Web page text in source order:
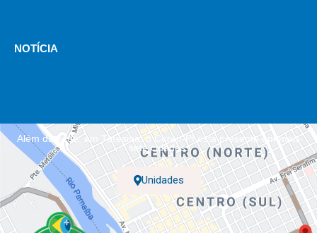
NOTÍCIA
Além da sede, em Teresina, o Coren-PI está presente em mais
sete cidades.
Unidades